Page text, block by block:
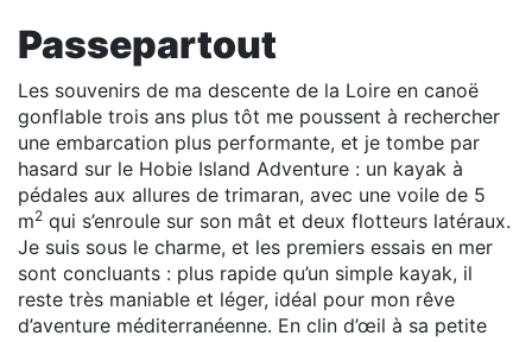
Passepartout
Les souvenirs de ma descente de la Loire en canoë
gonflable trois ans plus tôt me poussent à rechercher
une embarcation plus performante, et je tombe par
hasard sur le Hobie Island Adventure : un kayak à
pédales aux allures de trimaran, avec une voile de 5
m2 qui s’enroule sur son mât et deux flotteurs latéraux.
Je suis sous le charme, et les premiers essais en mer
sont concluants : plus rapide qu’un simple kayak, il
reste très maniable et léger, idéal pour mon rêve
d’aventure méditerranéenne. En clin d’œil à sa petite